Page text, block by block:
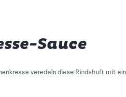
Sauce
veredeln diese Rindshuft mit